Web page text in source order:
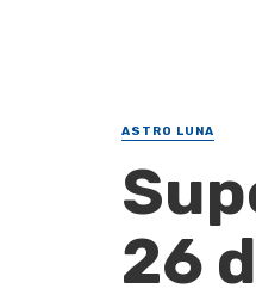
ASTRO LUNA
26